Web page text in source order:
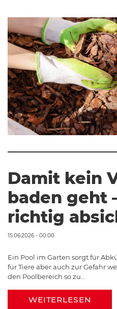
Damit kein
baden geht
richtig
15.06.2026 - 00:00
Ein Pool im Garten sorgt für
für Tiere aber auch zur Gefahr
den Poolbereich so zu…
WEITERLESEN